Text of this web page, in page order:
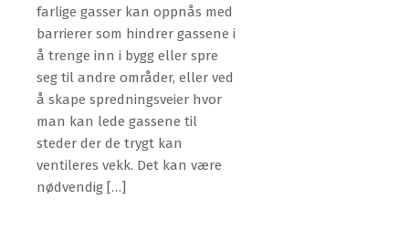
farlige gasser kan oppnås med
barrierer som hindrer gassene i
å trenge inn i bygg eller spre
seg til andre områder, eller ved
å skape spredningsveier hvor
man kan lede gassene til
steder der de trygt kan
ventileres vekk. Det kan være
nødvendig […]